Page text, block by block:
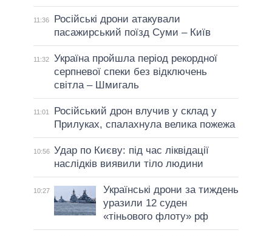
11:36
Російські дрони атакували
пасажирський поїзд Суми – Київ
11:32
Україна пройшла період рекордної
серпневої спеки без відключень
світла – Шмигаль
11:01
Російський дрон влучив у склад у
Прилуках, спалахнула велика пожежа
10:56 Удар по Києву: під час ліквідації
наслідків виявили тіло людини
10:27
Українські дрони за тиждень
уразили 12 суден
«тіньового флоту» рф